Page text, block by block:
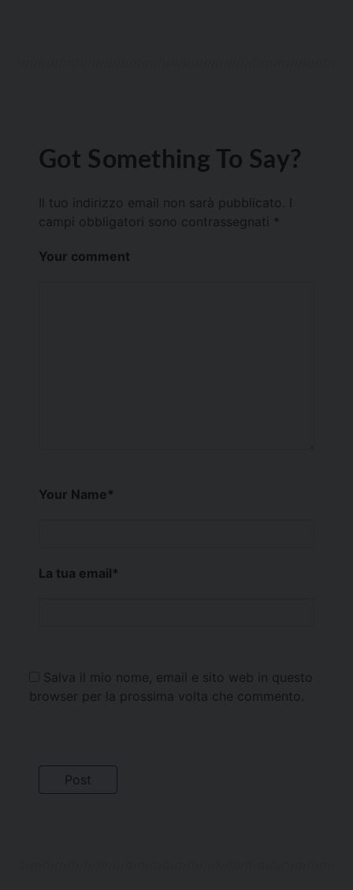
Got Something To Say?
Il tuo indirizzo email non sarà pubblicato.
campi obbligatori sono contrassegnati *
Your comment
Your Name*
La tua email*
Salva il mio nome, email e sito web in questo
browser per la prossima volta che commento.